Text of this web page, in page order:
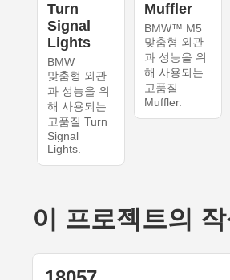
Turn
Signal
Lights
BMW
맞춤형 외관
과 성능을 위
해 사용되는
고품질 Turn
Signal
Lights.
Muffler
BMW™ M5
맞춤형 외관
과 성능을 위
해 사용되는
고품질
Muffler.
이 프로젝트의